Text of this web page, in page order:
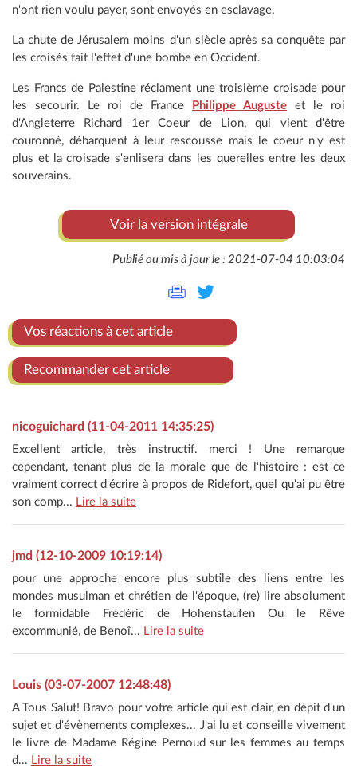
n'ont rien voulu payer, sont envoyés en esclavage.
La chute de Jérusalem moins d'un siècle après sa conquête par
les croisés fait l'effet d'une bombe en Occident.
Les Francs de Palestine réclament une troisième croisade pour
les secourir. Le roi de France
Philippe Auguste et le roi
d'Angleterre Richard 1er Coeur de Lion, qui vient d'être
couronné, débarquent à leur rescousse mais le coeur n'y est
plus et la croisade s'enlisera dans les querelles entre les deux
souverains.
Voir la version intégrale
Publié ou mis à jour le : 2021-07-04 10:03:04
Vos réactions à cet article
Recommander cet article
nicoguichard (11-04-2011 14:35:25)
Excellent article, très instructif. merci ! Une remarque
cependant, tenant plus de la morale que de l'histoire : est-ce
vraiment correct d'écrire à propos de Ridefort, quel qu'ai pu être
son comp... Lire la suite
jmd (12-10-2009 10:19:14)
pour une approche encore plus subtile des liens entre les
mondes musulman et chrétien de l'époque, (re) lire absolument
le formidable Frédéric de Hohenstaufen Ou le Rêve
excommunié, de Benoî... Lire la suite
Louis (03-07-2007 12:48:48)
A Tous Salut! Bravo pour votre article qui est clair, en dépit d'un
sujet et d'évènements complexes... J'ai lu et conseille vivement
le livre de Madame Régine Pernoud sur les femmes au temps
d... Lire la suite